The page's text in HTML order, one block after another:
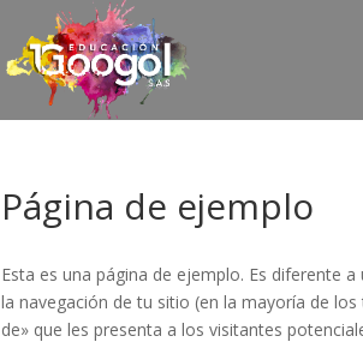
Página de ejemplo
Esta es una página de ejemplo. Es diferente
la navegación de tu sitio (en la mayoría de
de» que les presenta a los visitantes